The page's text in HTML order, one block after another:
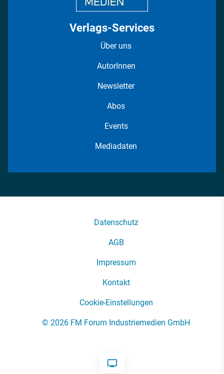
Verlags-Services
Über uns
AutorInnen
Newsletter
Abos
Events
Mediadaten
Datenschutz
AGB
Impressum
Kontakt
Cookie-Einstellungen
© 2026 FM Forum Industriemedien GmbH